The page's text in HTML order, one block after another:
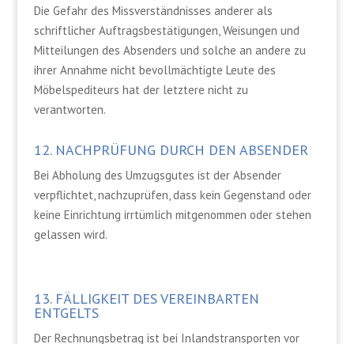
Die Gefahr des Missverständnisses anderer als
schriftlicher Auftragsbestätigungen, Weisungen und
Mitteilungen des Absenders und solche an andere zu
ihrer Annahme nicht bevollmächtigte Leute des
Möbelspediteurs hat der letztere nicht zu
verantworten.
12. NACHPRÜFUNG DURCH DEN ABSENDER
Bei Abholung des Umzugsgutes ist der Absender
verpflichtet, nachzuprüfen, dass kein Gegenstand oder
keine Einrichtung irrtümlich mitgenommen oder stehen
gelassen wird.
13. FÄLLIGKEIT DES VEREINBARTEN
ENTGELTS
Der Rechnungsbetrag ist bei Inlandstransporten vor